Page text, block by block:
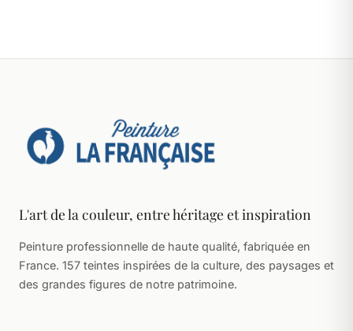
L'art de la couleur, entre héritage et inspiration
Peinture professionnelle de haute qualité, fabriquée en
France. 157 teintes inspirées de la culture, des paysages et
des grandes figures de notre patrimoine.